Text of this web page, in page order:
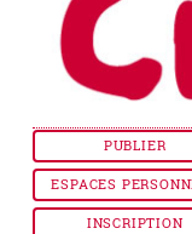
PUBLIER
ESPACES
INSCRIPTION